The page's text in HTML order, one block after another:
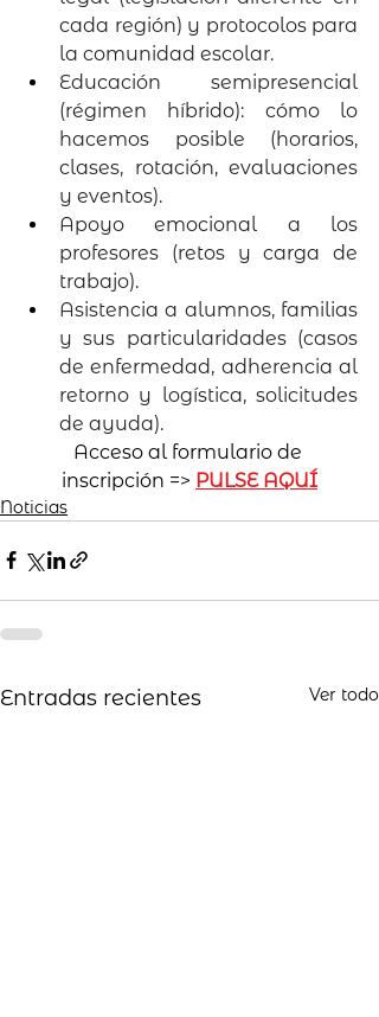
cada región) y protocolos para
la comunidad escolar.
Educación semipresencial
(régimen híbrido): cómo lo
hacemos posible (horarios,
clases, rotación, evaluaciones
y eventos).
Apoyo emocional a los
profesores (retos y carga de
trabajo).
Asistencia a alumnos, familias
y sus particularidades (casos
de enfermedad, adherencia al
retorno y logística, solicitudes
de ayuda).
Acceso al formulario de
inscripción => PULSE AQUÍ
Noticias
Entradas recientes Ver todo